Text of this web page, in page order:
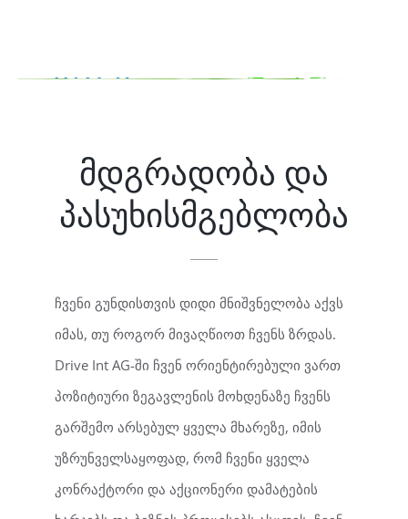
მდგრადობა და
პასუხისმგებლობა
ჩვენი გუნდისთვის დიდი მნიშვნელობა აქვს
იმას, თუ როგორ მივაღწიოთ ჩვენს ზრდას.
Drive Int AG-ში ჩვენ ორიენტირებული ვართ
პოზიტიური ზეგავლენის მოხდენაზე ჩვენს
გარშემო არსებულ ყველა მხარეზე, იმის
უზრუნველსაყოფად, რომ ჩვენი ყველა
კონრაქტორი და აქციონერი დამატების